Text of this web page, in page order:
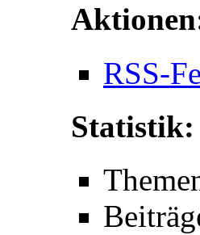
RSS-
Statistik: